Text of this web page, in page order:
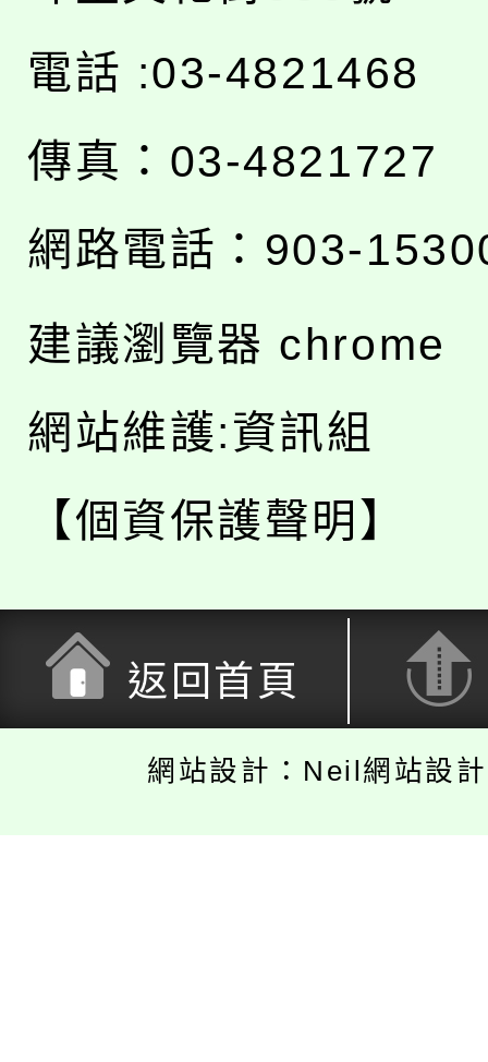
電話 :03-4821468
傳真：03-4821727
網路電話：903-
建議瀏覽器 chrome
網站維護:資訊組
【個資保護聲明】
返回首頁
網站設計：Neil網站設